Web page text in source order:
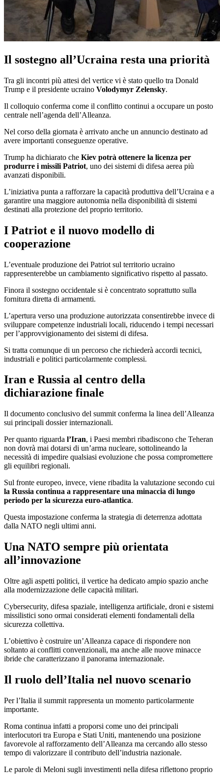
Il sostegno all’Ucraina resta una priorità
Tra gli incontri più attesi del vertice vi è stato quello tra Donald
Trump e il presidente ucraino Volodymyr Zelensky.
Il colloquio conferma come il conflitto continui a occupare un posto
centrale nell’agenda dell’Alleanza.
Nel corso della giornata è arrivato anche un annuncio destinato ad
avere importanti conseguenze operative.
Trump ha dichiarato che Kiev potrà ottenere la licenza per
produrre i missili Patriot, uno dei sistemi di difesa aerea più
avanzati disponibili.
L’iniziativa punta a rafforzare la capacità produttiva dell’Ucraina e a
garantire una maggiore autonomia nella disponibilità di sistemi
destinati alla protezione del proprio territorio.
I Patriot e il nuovo modello di
cooperazione
L’eventuale produzione dei Patriot sul territorio ucraino
rappresenterebbe un cambiamento significativo rispetto al passato.
Finora il sostegno occidentale si è concentrato soprattutto sulla
fornitura diretta di armamenti.
L’apertura verso una produzione autorizzata consentirebbe invece di
sviluppare competenze industriali locali, riducendo i tempi necessari
per l’approvvigionamento dei sistemi di difesa.
Si tratta comunque di un percorso che richiederà accordi tecnici,
industriali e politici particolarmente complessi.
Iran e Russia al centro della
dichiarazione finale
Il documento conclusivo del summit conferma la linea dell’Alleanza
sui principali dossier internazionali.
Per quanto riguarda l’Iran, i Paesi membri ribadiscono che Teheran
non dovrà mai dotarsi di un’arma nucleare, sottolineando la
necessità di impedire qualsiasi evoluzione che possa compromettere
gli equilibri regionali.
Sul fronte europeo, invece, viene ribadita la valutazione secondo cui
la Russia continua a rappresentare una minaccia di lungo
periodo per la sicurezza euro-atlantica.
Questa impostazione conferma la strategia di deterrenza adottata
dalla NATO negli ultimi anni.
Una NATO sempre più orientata
all’innovazione
Oltre agli aspetti politici, il vertice ha dedicato ampio spazio anche
alla modernizzazione delle capacità militari.
Cybersecurity, difesa spaziale, intelligenza artificiale, droni e sistemi
missilistici sono ormai considerati elementi fondamentali della
sicurezza collettiva.
L’obiettivo è costruire un’Alleanza capace di rispondere non
soltanto ai conflitti convenzionali, ma anche alle nuove minacce
ibride che caratterizzano il panorama internazionale.
Il ruolo dell’Italia nel nuovo scenario
Per l’Italia il summit rappresenta un momento particolarmente
importante.
Roma continua infatti a proporsi come uno dei principali
interlocutori tra Europa e Stati Uniti, mantenendo una posizione
favorevole al rafforzamento dell’Alleanza ma cercando allo stesso
tempo di valorizzare il contributo dell’industria nazionale.
Le parole di Meloni sugli investimenti nella difesa riflettono proprio